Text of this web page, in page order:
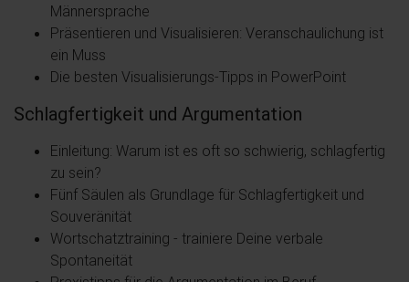
Männersprache
Präsentieren und Visualisieren: Veranschaulichung ist
ein Muss
Die besten Visualisierungs-Tipps in PowerPoint
Schlagfertigkeit und Argumentation
Einleitung: Warum ist es oft so schwierig, schlagfertig
zu sein?
Fünf Säulen als Grundlage für Schlagfertigkeit und
Souveränität
Wortschatztraining - trainiere Deine verbale
Spontaneität